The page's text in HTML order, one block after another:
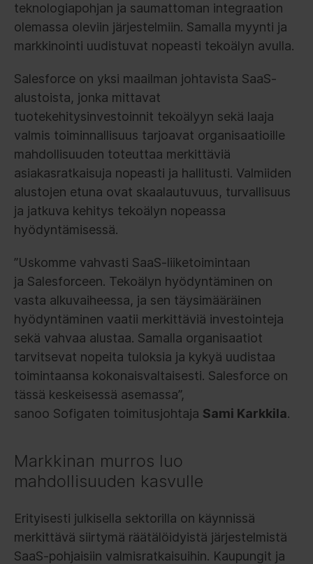
teknologiapohjan ja saumattoman integraation
olemassa oleviin järjestelmiin. Samalla myynti ja
markkinointi uudistuvat nopeasti tekoälyn avulla.
Salesforce on yksi maailman johtavista SaaS-
alustoista, jonka mittavat
tuotekehitysinvestoinnit tekoälyyn sekä laaja
valmis toiminnallisuus tarjoavat organisaatioille
mahdollisuuden toteuttaa merkittäviä
asiakasratkaisuja nopeasti ja hallitusti. Valmiiden
alustojen etuna ovat skaalautuvuus, turvallisuus
ja jatkuva kehitys tekoälyn nopeassa
hyödyntämisessä.
”Uskomme vahvasti SaaS-liiketoimintaan
ja Salesforceen. Tekoälyn hyödyntäminen on
vasta alkuvaiheessa, ja sen täysimääräinen
hyödyntäminen vaatii merkittäviä investointeja
sekä vahvaa alustaa. Samalla organisaatiot
tarvitsevat nopeita tuloksia ja kykyä uudistaa
toimintaansa kokonaisvaltaisesti. Salesforce on
tässä keskeisessä asemassa”,
sanoo Sofigaten toimitusjohtaja Sami Karkkila.
Markkinan murros luo
mahdollisuuden kasvulle
Erityisesti julkisella sektorilla on käynnissä
merkittävä siirtymä räätälöidyistä järjestelmistä
SaaS-pohjaisiin valmisratkaisuihin. Kaupungit ja